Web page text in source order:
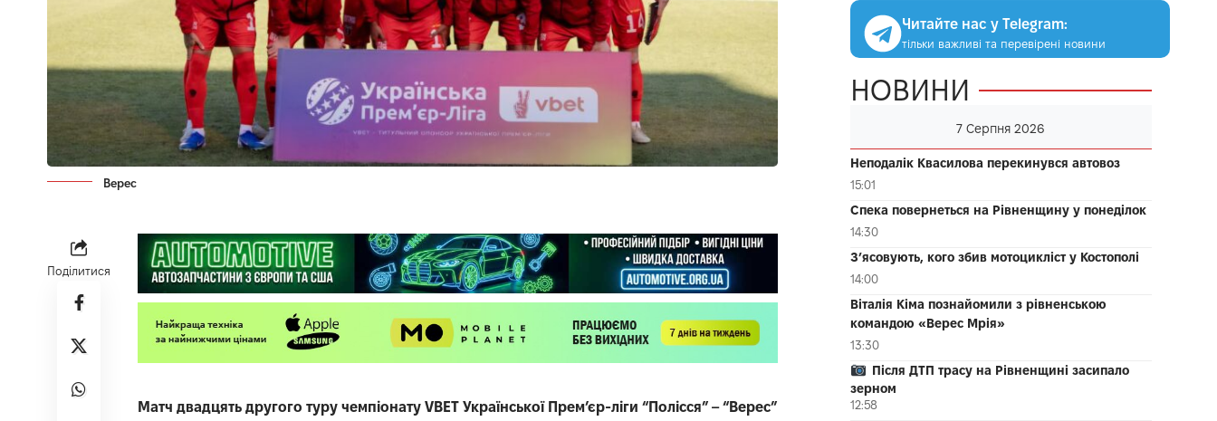
Верес
Поділитися
Матч двадцять другого туру чемпіонату VBET Української Прем’єр-ліги “Полісся” – “Верес”
Читайте нас у Telegram:
тільки важливі та перевірені новини
НОВИНИ
7 Серпня 2026
Неподалік Квасилова перекинувся автовоз
15:01
Спека повернеться на Рівненщину у понеділок
14:30
З’ясовують, кого збив мотоцикліст у Костополі
14:00
Віталія Кіма познайомили з рівненською
командою «Верес Мрія»
13:30
Після ДТП трасу на Рівненщині засипало
зерном
12:58